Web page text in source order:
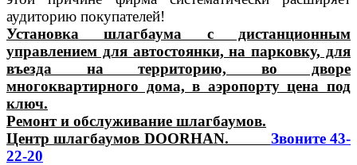
аудиторию покупателей!
Установка шлагбаума с дистанционным
управлением для автостоянки, на парковку, для
въезда на территорию, во дворе
многоквартирного дома, в аэропорту цена под
ключ.
Ремонт и обслуживание шлагбаумов.
Центр шлагбаумов DOORHAN. Звоните 43-
22-20